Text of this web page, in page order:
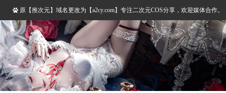
原【推次元】域名更改为【a2cy.com】专注二次元COS分享，欢迎媒体合作